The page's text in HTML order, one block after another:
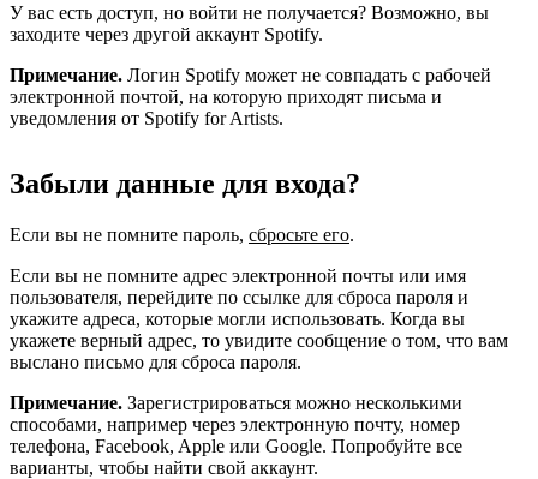
У вас есть доступ, но войти не получается? Возможно, вы
заходите через другой аккаунт Spotify.
Примечание. Логин Spotify может не совпадать с рабочей
электронной почтой, на которую приходят письма и
уведомления от Spotify for Artists.
Забыли данные для входа?
Если вы не помните пароль, сбросьте его.
Если вы не помните адрес электронной почты или имя
пользователя, перейдите по ссылке для сброса пароля и
укажите адреса, которые могли использовать. Когда вы
укажете верный адрес, то увидите сообщение о том, что вам
выслано письмо для сброса пароля.
Примечание. Зарегистрироваться можно несколькими
способами, например через электронную почту, номер
телефона, Facebook, Apple или Google. Попробуйте все
варианты, чтобы найти свой аккаунт.